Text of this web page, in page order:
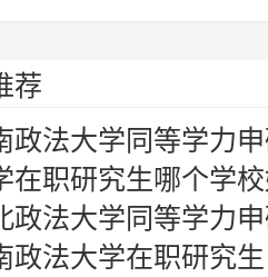
荐
政法大学同等学力
在职研究生哪个学
政法大学同等学力
政法大学在职研究生